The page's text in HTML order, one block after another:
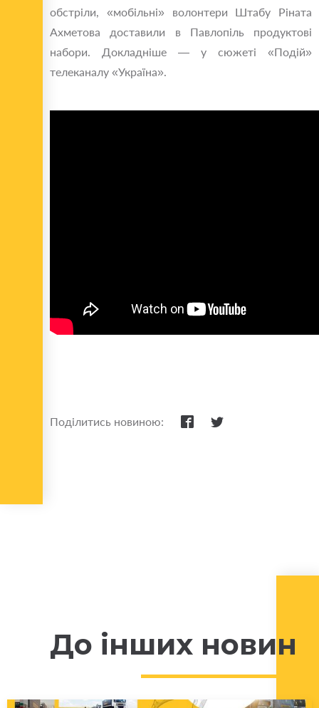
обстріли, «мобільні» волонтери Штабу Ріната
Ахметова доставили в Павлопіль продуктові
набори. Докладніше — у сюжеті «Подій»
телеканалу «Україна».
Поділитись новиною:
До інших новин